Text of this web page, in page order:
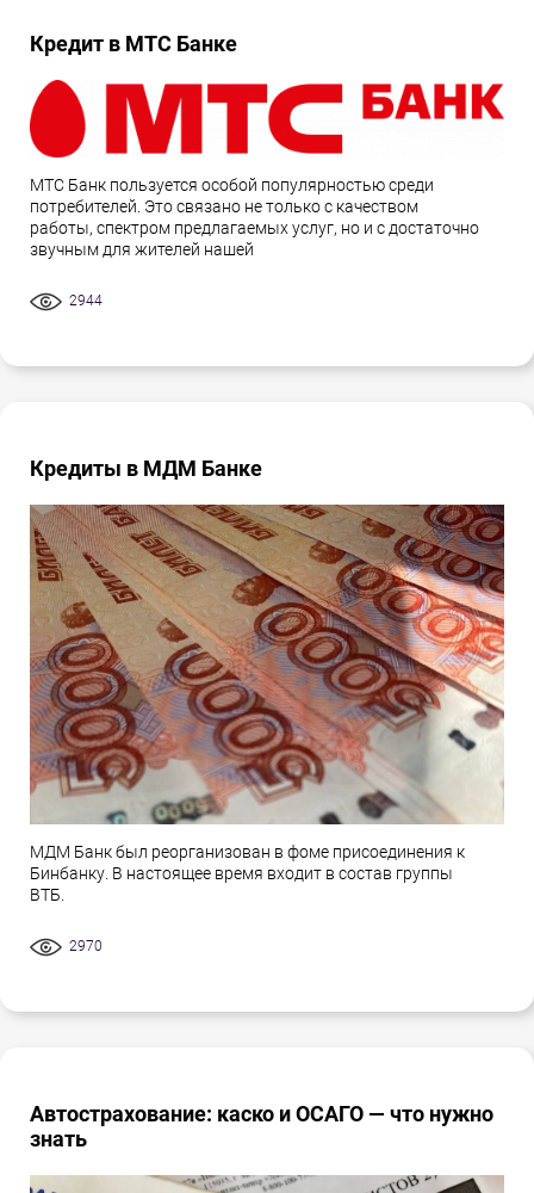
Кредит в МТС Банке
МТС Банк пользуется особой популярностью среди
потребителей. Это связано не только с качеством
работы, спектром предлагаемых услуг, но и с достаточно
звучным для жителей нашей
2944
Кредиты в МДМ Банке
МДМ Банк был реорганизован в фоме присоединения к
Бинбанку. В настоящее время входит в состав группы
ВТБ.
2970
Автострахование: каско и ОСАГО — что нужно
знать